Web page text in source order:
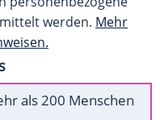
werden. Mehr
als 200 Menschen